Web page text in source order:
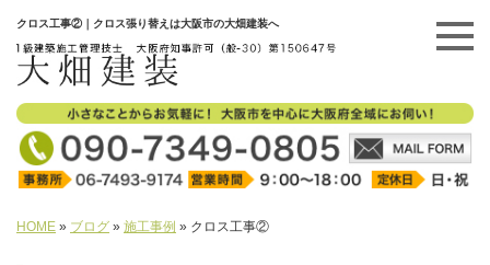
クロス工事②｜クロス張り替えは大阪市の大畑建装へ
HOME » ブログ » 施工事例 » クロス工事②